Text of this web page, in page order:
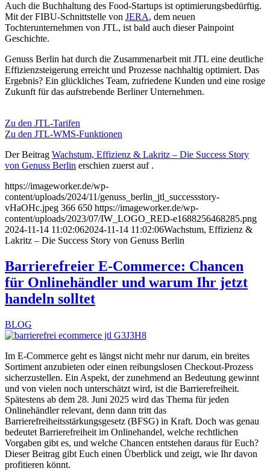
Auch die Buchhaltung des Food-Startups ist optimierungsbedürftig.
Mit der FIBU-Schnittstelle von JERA, dem neuen
Tochterunternehmen von JTL, ist bald auch dieser Painpoint
Geschichte.
Genuss Berlin hat durch die Zusammenarbeit mit JTL eine deutliche
Effizienzsteigerung erreicht und Prozesse nachhaltig optimiert. Das
Ergebnis? Ein glückliches Team, zufriedene Kunden und eine rosige
Zukunft für das aufstrebende Berliner Unternehmen.
Zu den JTL-Tarifen
Zu den JTL-WMS-Funktionen
Der Beitrag Wachstum, Effizienz & Lakritz – Die Success Story
von Genuss Berlin erschien zuerst auf .
https://imageworker.de/wp-
content/uploads/2024/11/genuss_berlin_jtl_successstory-
vHaOHc.jpeg 366 650 https://imageworker.de/wp-
content/uploads/2023/07/IW_LOGO_RED-e1688256468285.png
2024-11-14 11:02:062024-11-14 11:02:06Wachstum, Effizienz &
Lakritz – Die Success Story von Genuss Berlin
Barrierefreier E-Commerce: Chancen
für Onlinehändler und warum Ihr jetzt
handeln solltet
BLOG
Im E-Commerce geht es längst nicht mehr nur darum, ein breites
Sortiment anzubieten oder einen reibungslosen Checkout-Prozess
sicherzustellen. Ein Aspekt, der zunehmend an Bedeutung gewinnt
und von vielen noch unterschätzt wird, ist die Barrierefreiheit.
Spätestens ab dem 28. Juni 2025 wird das Thema für jeden
Onlinehändler relevant, denn dann tritt das
Barrierefreiheitsstärkungsgesetz (BFSG) in Kraft. Doch was genau
bedeutet Barrierefreiheit im Onlinehandel, welche rechtlichen
Vorgaben gibt es, und welche Chancen entstehen daraus für Euch?
Dieser Beitrag gibt Euch einen Überblick und zeigt, wie Ihr davon
profitieren könnt.